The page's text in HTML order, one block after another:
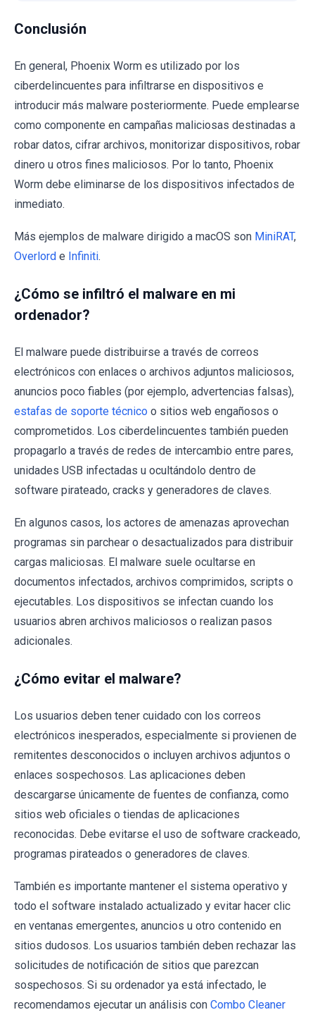
Conclusión
En general, Phoenix Worm es utilizado por los
ciberdelincuentes para infiltrarse en dispositivos e
introducir más malware posteriormente. Puede emplearse
como componente en campañas maliciosas destinadas a
robar datos, cifrar archivos, monitorizar dispositivos, robar
dinero u otros fines maliciosos. Por lo tanto, Phoenix
Worm debe eliminarse de los dispositivos infectados de
inmediato.
Más ejemplos de malware dirigido a macOS son MiniRAT,
Overlord e Infiniti.
¿Cómo se infiltró el malware en mi
ordenador?
El malware puede distribuirse a través de correos
electrónicos con enlaces o archivos adjuntos maliciosos,
anuncios poco fiables (por ejemplo, advertencias falsas),
estafas de soporte técnico o sitios web engañosos o
comprometidos. Los ciberdelincuentes también pueden
propagarlo a través de redes de intercambio entre pares,
unidades USB infectadas u ocultándolo dentro de
software pirateado, cracks y generadores de claves.
En algunos casos, los actores de amenazas aprovechan
programas sin parchear o desactualizados para distribuir
cargas maliciosas. El malware suele ocultarse en
documentos infectados, archivos comprimidos, scripts o
ejecutables. Los dispositivos se infectan cuando los
usuarios abren archivos maliciosos o realizan pasos
adicionales.
¿Cómo evitar el malware?
Los usuarios deben tener cuidado con los correos
electrónicos inesperados, especialmente si provienen de
remitentes desconocidos o incluyen archivos adjuntos o
enlaces sospechosos. Las aplicaciones deben
descargarse únicamente de fuentes de confianza, como
sitios web oficiales o tiendas de aplicaciones
reconocidas. Debe evitarse el uso de software crackeado,
programas pirateados o generadores de claves.
También es importante mantener el sistema operativo y
todo el software instalado actualizado y evitar hacer clic
en ventanas emergentes, anuncios u otro contenido en
sitios dudosos. Los usuarios también deben rechazar las
solicitudes de notificación de sitios que parezcan
sospechosos. Si su ordenador ya está infectado, le
recomendamos ejecutar un análisis con Combo Cleaner